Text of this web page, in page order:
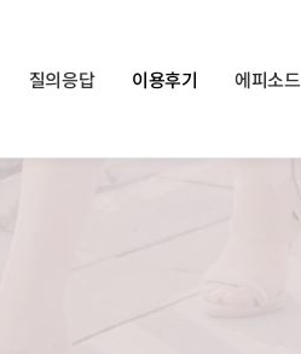
질의응답 이용후기 에피소드